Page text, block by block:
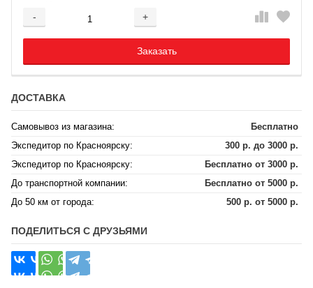
- +
Добавляется...
Заказать
Добавлен
ДОСТАВКА
Самовывоз из магазина:
Бесплатно
Экспедитор по Красноярску:
300 р. до 3000 р.
Экспедитор по Красноярску:
Бесплатно от 3000 р.
До транспортной компании:
Бесплатно от 5000 р.
До 50 км от города:
500 р. от 5000 р.
ПОДЕЛИТЬСЯ С ДРУЗЬЯМИ